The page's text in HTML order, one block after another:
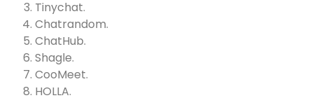
Tinychat.
Chatrandom.
ChatHub.
Shagle.
CooMeet.
HOLLA.